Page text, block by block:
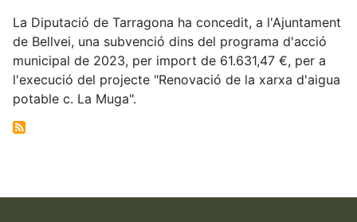
del
pla
d'acció
municipal
2023
La Diputació de Tarragona ha concedit, a l'Ajuntament
de Bellvei, una subvenció dins del programa d'acció
municipal de 2023, per import de 61.631,47 €, per a
l'execució del projecte "Renovació de la xarxa d'aigua
potable c. La Muga".